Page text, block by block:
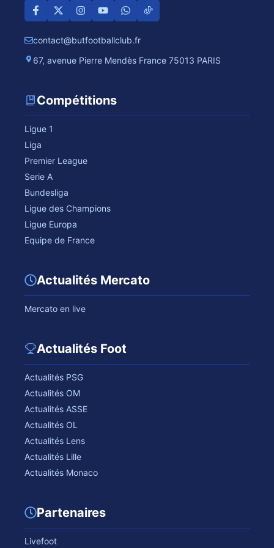
contact@butfootballclub.fr
67, avenue Pierre Mendès France 75013 PARIS
Compétitions
Ligue 1
Liga
Premier League
Serie A
Bundesliga
Ligue des Champions
Ligue Europa
Equipe de France
Actualités Mercato
Mercato en live
Actualités Foot
Actualités PSG
Actualités OM
Actualités ASSE
Actualités OL
Actualités Lens
Actualités Lille
Actualités Monaco
Partenaires
Livefoot